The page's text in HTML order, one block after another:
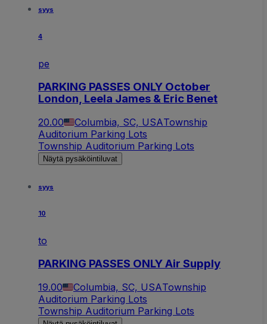
syys
4
pe
PARKING PASSES ONLY October
London, Leela James & Eric Benet
20.00 Columbia, SC, USATownship
Auditorium Parking Lots
Township Auditorium Parking Lots
Näytä pysäköintiluvat
syys
10
to
PARKING PASSES ONLY Air Supply
19.00 Columbia, SC, USATownship
Auditorium Parking Lots
Township Auditorium Parking Lots